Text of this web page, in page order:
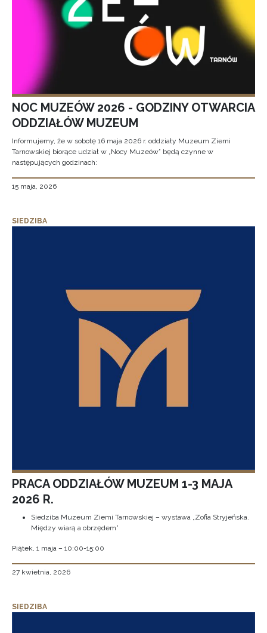
NOC MUZEÓW 2026 - GODZINY OTWARCIA
ODDZIAŁÓW MUZEUM
Informujemy, że w sobotę 16 maja 2026 r. oddziały Muzeum Ziemi
Tarnowskiej biorące udział w „Nocy Muzeów” będą czynne w
następujących godzinach:
15 maja, 2026
SIEDZIBA
PRACA ODDZIAŁÓW MUZEUM 1-3 MAJA
2026 R.
Siedziba Muzeum Ziemi Tarnowskiej – wystawa „Zofia Stryjeńska.
Między wiarą a obrzędem”
Piątek, 1 maja – 10:00-15:00
27 kwietnia, 2026
SIEDZIBA